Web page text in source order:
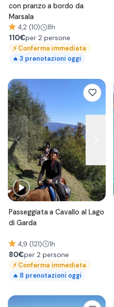
con pranzo a bordo da
Marsala
4,2 (10) 8h
110€per 2 persone
⚡Conferma immediata
🔥 3 prenotazioni oggi
Passeggiata a Cavallo al Lago
di Garda
4,9 (121) 1h
80€per 2 persone
⚡Conferma immediata
🔥 8 prenotazioni oggi